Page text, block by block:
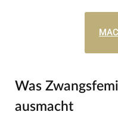
Was
ausmacht